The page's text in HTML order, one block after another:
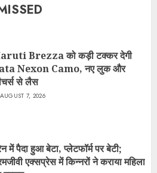
Brezza को कड़ी टक्कर देगी
Nexon Camo, नए लुक और
से लैस
AUGUST 7, 2026
में पैदा हुआ बेटा, प्लेटफॉर्म पर बेटी;
एक्सप्रेस में किन्नरों ने कराया महिला